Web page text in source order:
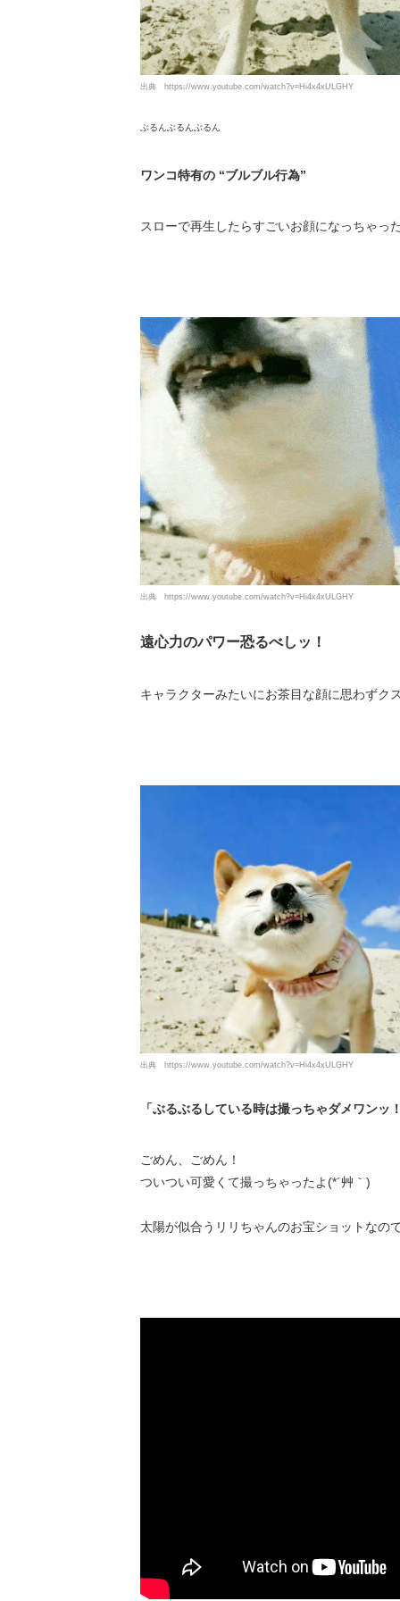
出典 https://www.youtube.com/watch?v=Hi4x4xULGHY
ぶるんぶるんぶるん
ワンコ特有の “ブルブル行為”
スローで再生したらすごいお顔になっちゃっ
出典 https://www.youtube.com/watch?v=Hi4x4xULGHY
遠心力のパワー恐るべしッ！
キャラクターみたいにお茶目な顔に思わずク
出典 https://www.youtube.com/watch?v=Hi4x4xULGHY
「ぶるぶるしている時は撮っちゃダメワンッ
ごめん、ごめん！
ついつい可愛くて撮っちゃったよ(*´艸｀)
太陽が似合うリリちゃんのお宝ショットなの